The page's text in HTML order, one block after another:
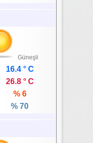
Güneşli
16.4 ° C
26.8 ° C
% 6
% 70